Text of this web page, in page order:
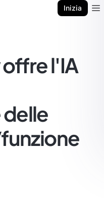
Inizia
l'IA